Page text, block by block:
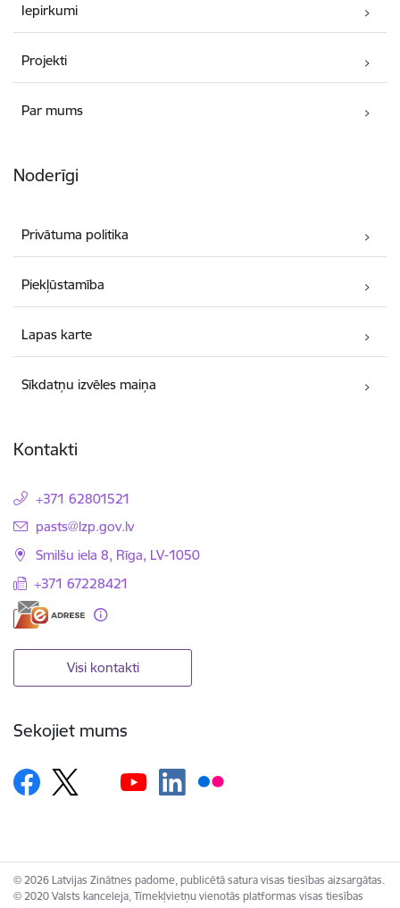
Iepirkumi
Projekti
Par mums
Noderīgi
Privātuma politika
Piekļūstamība
Lapas karte
Sīkdatņu izvēles maiņa
Kontakti
+371 62801521
E-pasts:
pasts@lzp.gov.lv
Smilšu iela 8, Rīga, LV-1050
+371 67228421
Visi kontakti
Sekojiet mums
© 2026 Latvijas Zinātnes padome, publicētā satura visas tiesības aizsargātas.
© 2020 Valsts kanceleja, Tīmekļvietņu vienotās platformas visas tiesības